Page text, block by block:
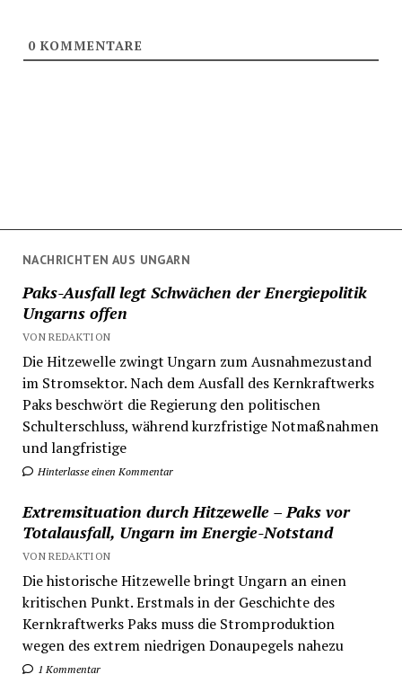
NACHRICHTEN AUS UNGARN
Paks-Ausfall legt Schwächen der Energiepolitik
Ungarns offen
VON REDAKTION
Die Hitzewelle zwingt Ungarn zum Ausnahmezustand
im Stromsektor. Nach dem Ausfall des Kernkraftwerks
Paks beschwört die Regierung den politischen
Schulterschluss, während kurzfristige Notmaßnahmen
und langfristige
Hinterlasse einen Kommentar
Extremsituation durch Hitzewelle – Paks vor
Totalausfall, Ungarn im Energie-Notstand
VON REDAKTION
Die historische Hitzewelle bringt Ungarn an einen
kritischen Punkt. Erstmals in der Geschichte des
Kernkraftwerks Paks muss die Stromproduktion
wegen des extrem niedrigen Donaupegels nahezu
1 Kommentar
0KOMMENTARE